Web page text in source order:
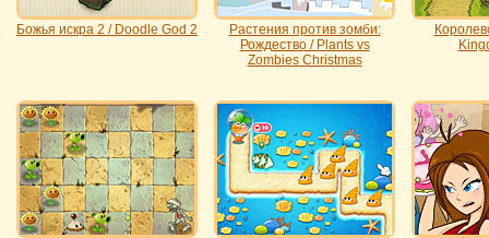
Божья искра 2 / Doodle God 2
Растения против зомби:
Рождество / Plants vs
Zombies Christmas